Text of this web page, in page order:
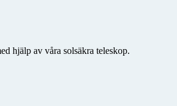
hjälp av våra solsäkra teleskop.